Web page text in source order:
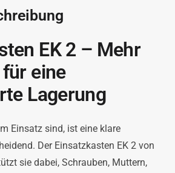
EK 2 – Mehr
eine
Lagerung
Einsatz sind, ist eine klare
Der Einsatzkasten EK 2 von
sie dabei, Schrauben, Muttern,